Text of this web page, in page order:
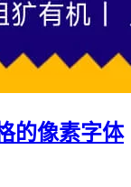
的像素字体